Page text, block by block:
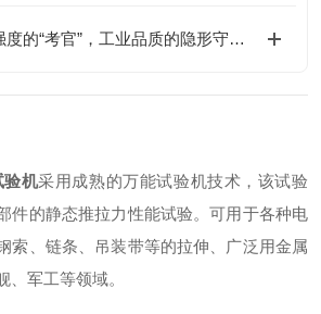
拉力试验机：材料强度的“考官”，工业品质的隐形守护者
验机采用成熟的万能试验机技术，该试验
件的静态推拉力性能试验。可用于各种电
索、链条、吊装带等的拉伸、广泛用金属
、军工等领域。